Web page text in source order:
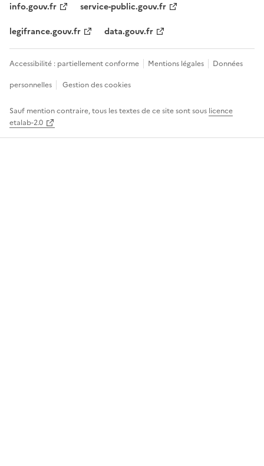
info.gouv.fr
service-public.gouv.fr
legifrance.gouv.fr
data.gouv.fr
Accessibilité : partiellement conforme Mentions légales
Données
personnelles
Gestion des cookies
Sauf mention contraire, tous les textes de ce site sont sous licence
etalab-2.0